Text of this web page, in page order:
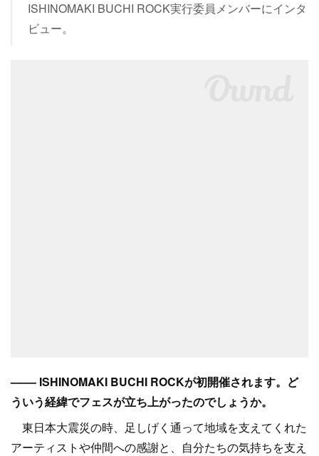
ISHINOMAKI BUCHI ROCK実行委員メンバーにインタ
ビュー。
–––– ISHINOMAKI BUCHI ROCKが初開催されます。ど
ういう経緯でフェスが立ち上がったのでしょうか。
東日本大震災の時、足しげく通って地域を支えてくれた
アーティストや仲間への感謝と、自分たちの気持ちを支え